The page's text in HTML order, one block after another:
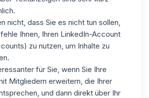
nicht, dass Sie es nicht tun sollen,
Ihnen, Ihren LinkedIn-Account
zu nutzen, um Inhalte zu
für Sie, wenn Sie Ihre
Mitgliedern erweitern, die Ihrer
und dann direkt über Ihr